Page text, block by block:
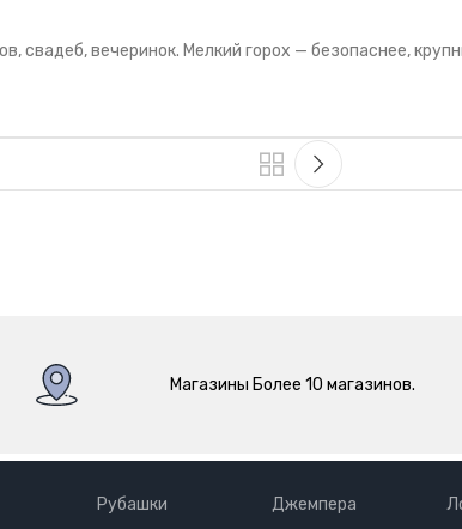
свадеб, вечеринок. Мелкий горох — безопаснее,
Магазины Более 10 магазинов.
Рубашки Джемпера